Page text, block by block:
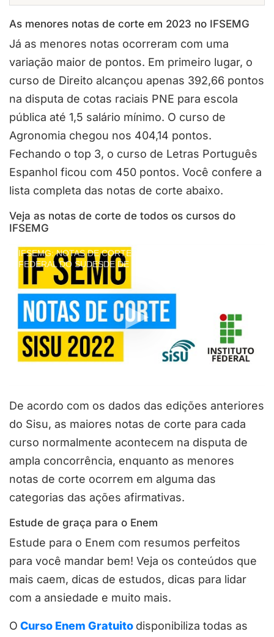
As menores notas de corte em 2023 no IFSEMG
Já as menores notas ocorreram com uma
variação maior de pontos. Em primeiro lugar, o
curso de Direito alcançou apenas 392,66 pontos
na disputa de cotas raciais PNE para escola
pública até 1,5 salário mínimo. O curso de
Agronomia chegou nos 404,14 pontos.
Fechando o top 3, o curso de Letras Português
Espanhol ficou com 450 pontos. Você confere a
lista completa das notas de corte abaixo.
Veja as notas de corte de todos os cursos do
IFSEMG
IFSEMG: NOTAS DE CORTE NO SISU 2022 NO INSTITUTO
FEDERAL DO SUDESDE DE MINAS GERAIS
De acordo com os dados das edições anteriores
do Sisu, as maiores notas de corte para cada
curso normalmente acontecem na disputa de
ampla concorrência, enquanto as menores
notas de corte ocorrem em alguma das
categorias das ações afirmativas.
Estude de graça para o Enem
Estude para o Enem com resumos perfeitos
para você mandar bem! Veja os conteúdos que
mais caem, dicas de estudos, dicas para lidar
com a ansiedade e muito mais.
O Curso Enem Gratuito disponibiliza todas as